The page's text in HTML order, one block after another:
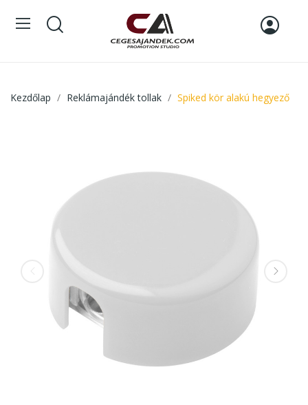
Kezdőlap Reklámajándék tollak Spiked kör alakú hegyező